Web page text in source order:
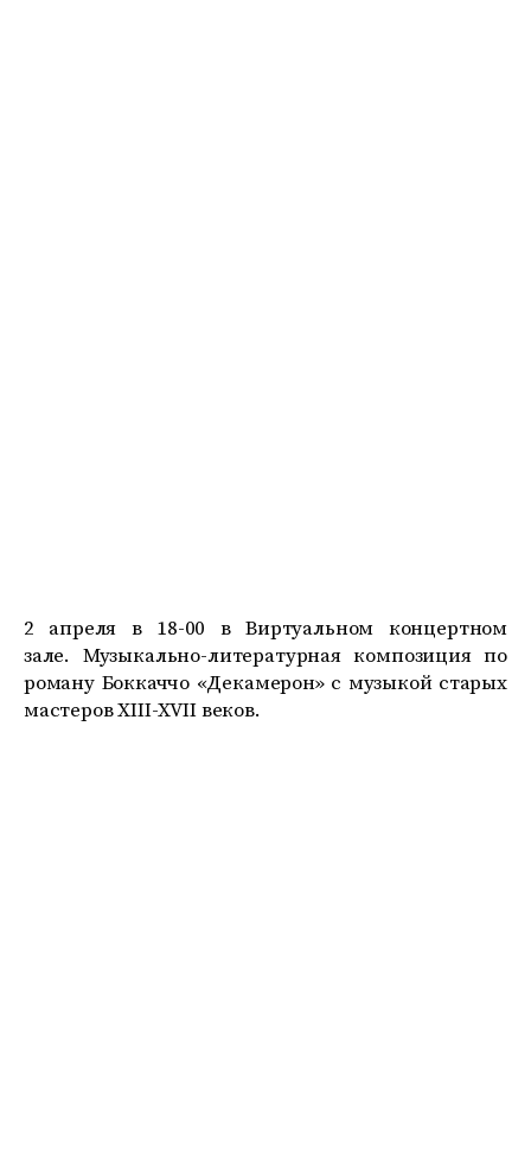
2 апреля в 18-00 в Виртуальном концертном
зале. Музыкально-литературная композиция по
роману Боккаччо «Декамерон» с музыкой старых
мастеров XIII-XVII веков.